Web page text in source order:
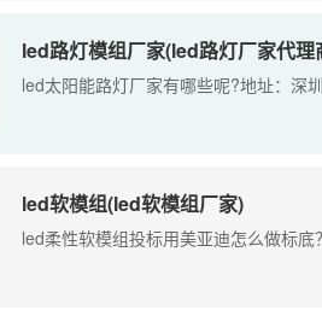
led路灯模组厂家(led路灯厂家代理
led太阳能路灯厂家有哪些呢?地址：深
led软模组(led软模组厂家)
led柔性软模组投标用美亚迪怎么做标